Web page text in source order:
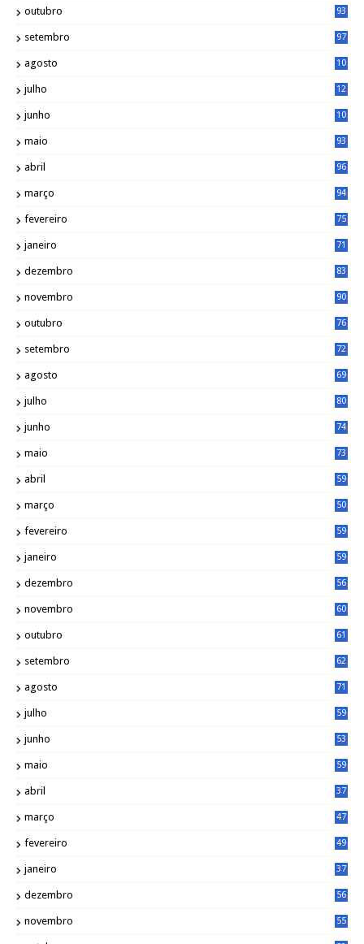
outubro 93
setembro 97
agosto
10
julho
12
junho
10
maio 93
abril 96
março 94
fevereiro 75
janeiro 71
dezembro 83
novembro 90
outubro 76
setembro 72
agosto 69
julho 80
junho 74
maio 73
abril 59
março 50
fevereiro 59
janeiro 59
dezembro 56
novembro 60
outubro 61
setembro 62
agosto 71
julho 59
junho 53
maio 59
abril 37
março 47
fevereiro 49
janeiro 37
dezembro 56
novembro 55